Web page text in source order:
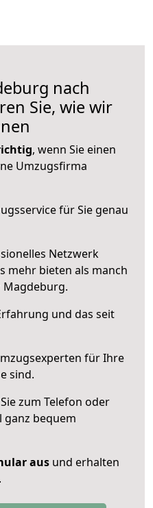
nach
Sie, wie wir
, wenn Sie einen
Umzugsfirma
für Sie genau
Netzwerk
mehr bieten als manch
und das seit
für Ihre
sind.
zum Telefon oder
ganz bequem
aus und erhalten